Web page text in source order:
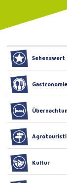
Sehenswert
Gastronomie
Kultur